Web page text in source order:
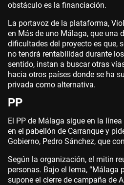
obstáculo es la financiación.
La portavoz de la plataforma,
en Más de uno Málaga, que una
dificultades del proyecto es que,
no tendrá rentabilidad durante
sentido, instan a buscar otras
hacia otros países donde se ha
privada como alternativa.
PP
El PP de Málaga sigue en la
en el pabellón de Carranque y
Gobierno, Pedro Sánchez, que
Según la organización, el mitin
personas. Bajo el lema, “Málaga
supone el cierre de campaña de